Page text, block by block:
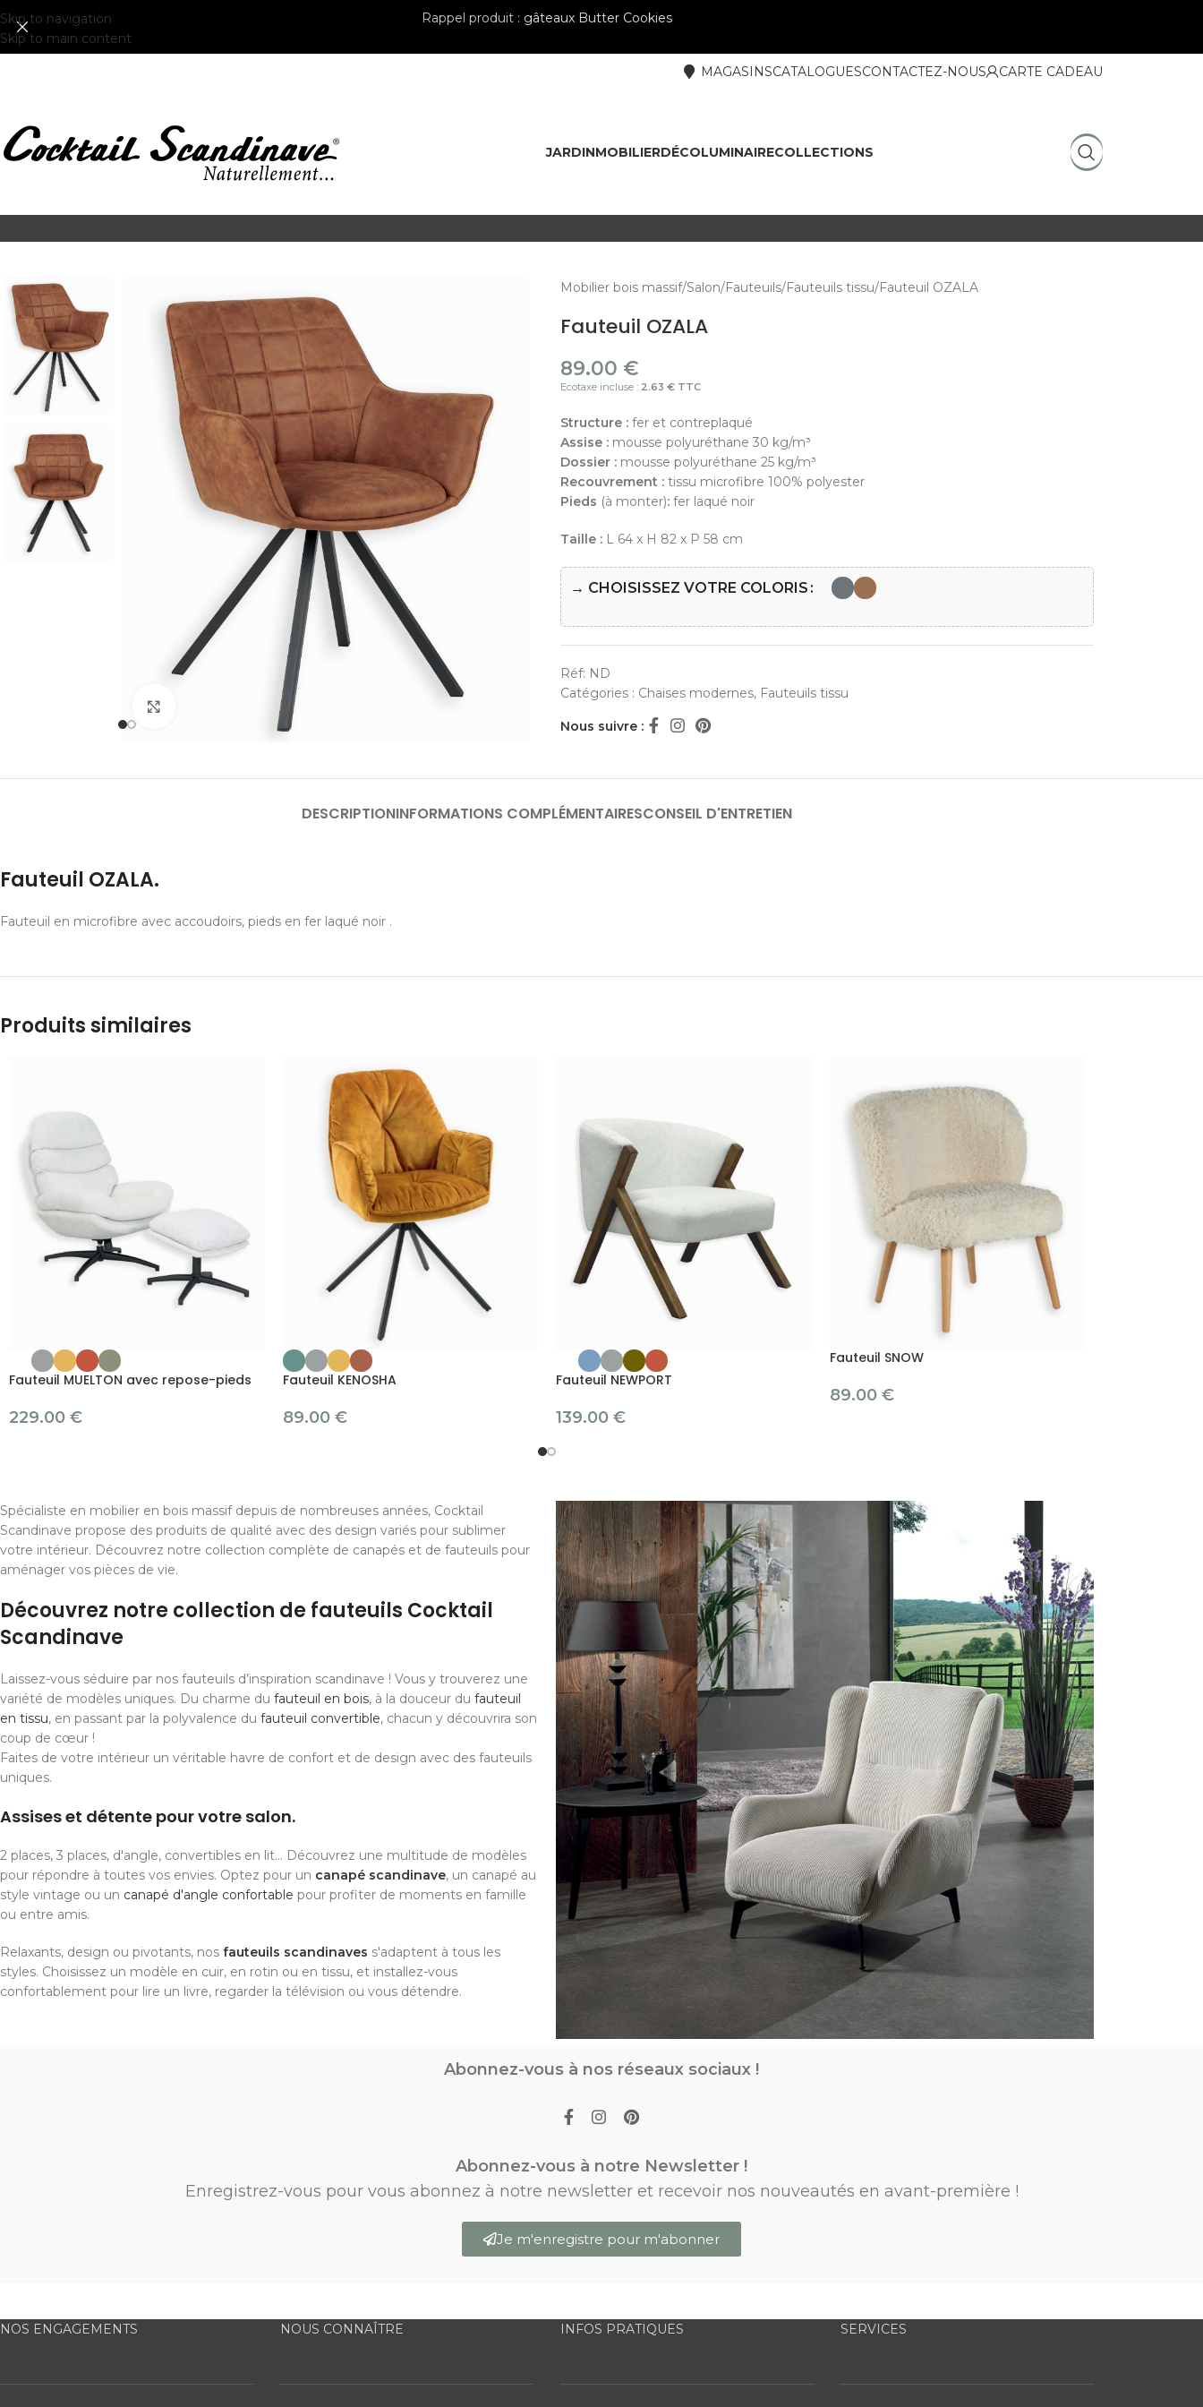
Skip to navigation
Skip to main content
Rappel produit : gâteaux Butter Cookies
MAGASINSCATALOGUESCONTACTEZ-NOUS CARTE CADEAU
JARDINMOBILIERDÉCOLUMINAIRECOLLECTIONS
Cliquer pour agrandir
Mobilier bois massif Salon Fauteuils Fauteuils tissu Fauteuil OZALA
Fauteuil OZALA
89.00 €
Ecotaxe incluse : 2.63 € TTC
Structure : fer et contreplaqué
Assise :mousse polyuréthane 30 kg/m³
Dossier :mousse polyuréthane 25 kg/m³
Recouvrement :tissu microfibre 100% polyester
Pieds (à monter):fer laqué noir
Taille :L 64 x H 82 x P 58 cm
→ CHOISISSEZ VOTRE COLORIS
Réf: ND
Catégories : Chaises modernes, Fauteuils tissu
Nous suivre :
DESCRIPTIONINFORMATIONS COMPLÉMENTAIRESCONSEIL D'ENTRETIEN
Fauteuil OZALA.
Fauteuil en microfibre avec accoudoirs, pieds en fer laqué noir .
Produits similaires
Fauteuil MUELTON avec repose-pieds
229.00 €
Fauteuil KENOSHA
89.00 €
Fauteuil NEWPORT
139.00 €
Fauteuil SNOW
89.00 €
Spécialiste en mobilier en bois massif depuis de nombreuses années, Cocktail
Scandinave propose des produits de qualité avec des design variés pour sublimer
votre intérieur. Découvrez notre collection complète de canapés et de fauteuils pour
aménager vos pièces de vie.
Découvrez notre collection de fauteuils Cocktail
Scandinave
Laissez-vous séduire par nos fauteuils d’inspiration scandinave ! Vous y trouverez une
variété de modèles uniques. Du charme du fauteuil en bois, à la douceur du fauteuil
en tissu, en passant par la polyvalence du fauteuil convertible, chacun y découvrira son
coup de cœur !
Faites de votre intérieur un véritable havre de confort et de design avec des fauteuils
uniques.
Assises et détente pour votre salon.
2 places, 3 places, d'angle, convertibles en lit... Découvrez une multitude de modèles
pour répondre à toutes vos envies. Optez pour un canapé scandinave, un canapé au
style vintage ou un canapé d'angle confortable pour profiter de moments en famille
ou entre amis.
Relaxants, design ou pivotants, nos fauteuils scandinaves s'adaptent à tous les
styles. Choisissez un modèle en cuir, en rotin ou en tissu, et installez-vous
confortablement pour lire un livre, regarder la télévision ou vous détendre.
Abonnez-vous à nos réseaux sociaux !
Abonnez-vous à notre Newsletter !
Enregistrez-vous pour vous abonnez à notre newsletter et recevoir nos nouveautés en avant-première !
Je m'enregistre pour m'abonner
NOS ENGAGEMENTS NOUS CONNAÎTRE INFOS PRATIQUES SERVICES